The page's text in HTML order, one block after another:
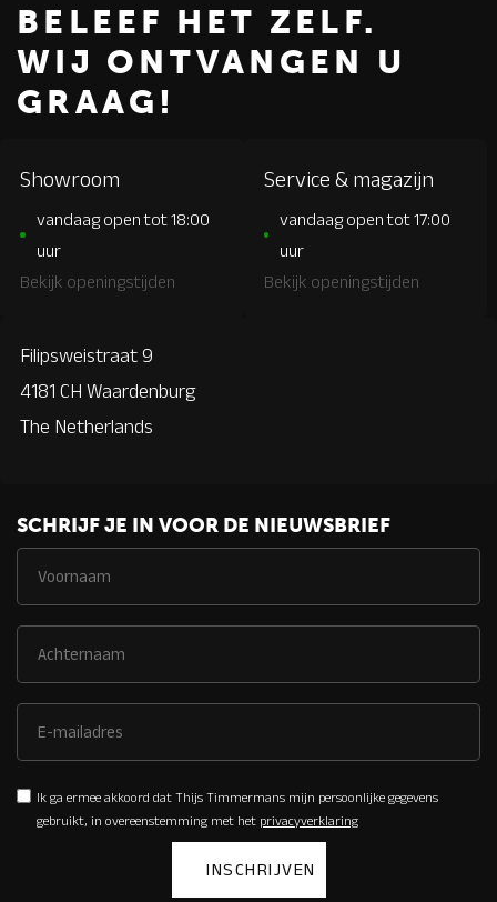
BELEEF HET ZELF.
WIJ ONTVANGEN U
GRAAG!
Showroom
vandaag open tot 18:00
uur
Bekijk openingstijden
Service & magazijn
vandaag open tot 17:00
uur
Bekijk openingstijden
Filipsweistraat 9
4181 CH Waardenburg
The Netherlands
SCHRIJF JE IN VOOR DE NIEUWSBRIEF
Ik ga ermee akkoord dat Thijs Timmermans mijn persoonlijke gegevens
gebruikt, in overeenstemming met het privacyverklaring